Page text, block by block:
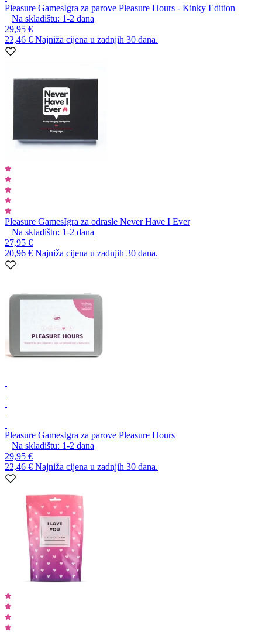
Pleasure GamesIgra za parove Pleasure Hours - Kinky Edition
Na skladištu: 1-2 dana
29,95 €
22,46 € Najniža cijena u zadnjih 30 dana.
Pleasure GamesIgra za odrasle Never Have I Ever
Na skladištu: 1-2 dana
27,95 €
20,96 € Najniža cijena u zadnjih 30 dana.
Pleasure GamesIgra za parove Pleasure Hours
Na skladištu: 1-2 dana
29,95 €
22,46 € Najniža cijena u zadnjih 30 dana.